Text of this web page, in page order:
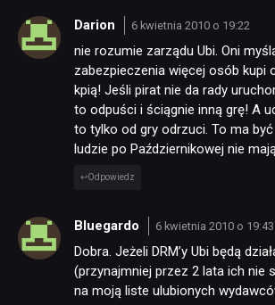
Darion 6 kwietnia 2010 o 19:22
nie rozumie zarządu Ubi. Oni
zabezpieczenia więcej osób kupi
kpią! Jeśli pirat nie da rady
to odpuści i ściągnie inną grę! A
to tylko od gry odrzuci. To ma
ludzie po Październikowej nie
Odpowiedz
Bluegardo 6 kwietnia 2010 o 19:43
Dobra. Jeżeli DRM’y Ubi będą
(przynajmniej przez 2 lata ich nie
na moją liste ulubionych